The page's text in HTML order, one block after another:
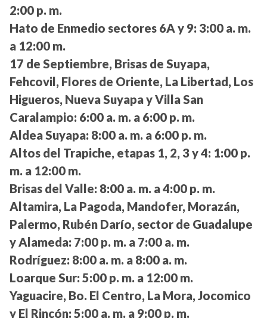
2:00 p. m.
Hato de Enmedio sectores 6A y 9: 3:00 a. m.
a 12:00 m.
17 de Septiembre, Brisas de Suyapa,
Fehcovil, Flores de Oriente, La Libertad, Los
Higueros, Nueva Suyapa y Villa San
Caralampio: 6:00 a. m. a 6:00 p. m.
Aldea Suyapa: 8:00 a. m. a 6:00 p. m.
Altos del Trapiche, etapas 1, 2, 3 y 4: 1:00 p.
m. a 12:00 m.
Brisas del Valle: 8:00 a. m. a 4:00 p. m.
Altamira, La Pagoda, Mandofer, Morazán,
Palermo, Rubén Darío, sector de Guadalupe
y Alameda: 7:00 p. m. a 7:00 a. m.
Rodríguez: 8:00 a. m. a 8:00 a. m.
Loarque Sur: 5:00 p. m. a 12:00 m.
Yaguacire, Bo. El Centro, La Mora, Jocomico
y El Rincón: 5:00 a. m. a 9:00 p. m.